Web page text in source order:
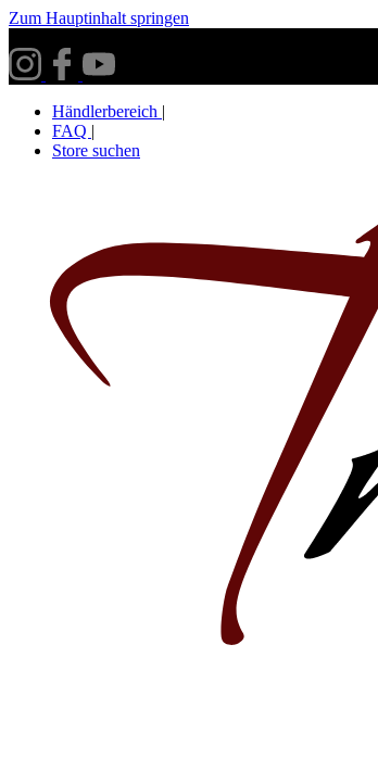
Zum Hauptinhalt springen
Händlerbereich |
FAQ |
Store suchen